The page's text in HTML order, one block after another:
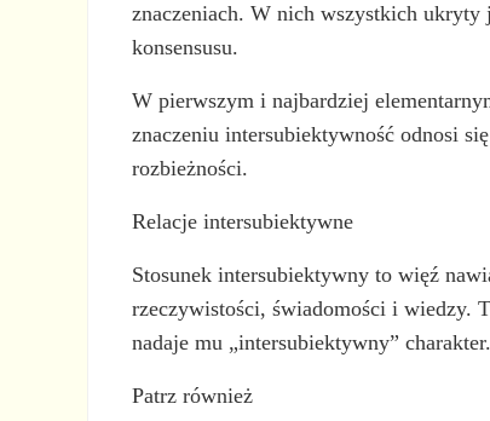
znaczeniach. W nich wszystkich
konsensusu.
W pierwszym i najbardziej
znaczeniu intersubiektywność odnosi
rozbieżności.
Relacje intersubiektywne
Stosunek intersubiektywny to więź
rzeczywistości, świadomości i wiedzy.
nadaje mu „intersubiektywny” charakter.
Patrz również